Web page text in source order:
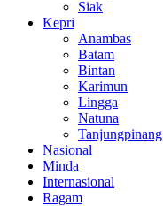
Siak
Kepri
Anambas
Batam
Bintan
Karimun
Lingga
Natuna
Tanjungpinang
Nasional
Minda
Internasional
Ragam